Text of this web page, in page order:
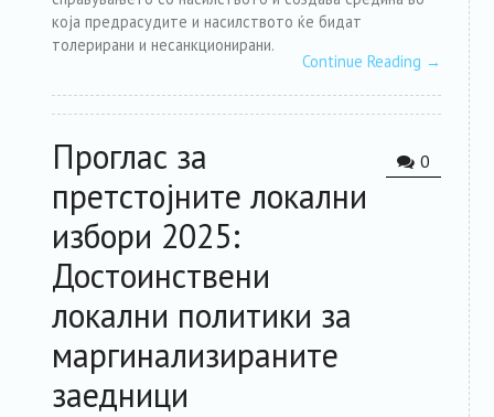
која предрасудите и насилството ќе бидат
толерирани и несанкционирани.
Continue Reading →
0
Проглас за
претстојните локални
избори 2025:
Достоинствени
локални политики за
маргинализираните
заедници